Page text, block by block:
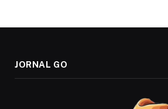
JORNAL GO